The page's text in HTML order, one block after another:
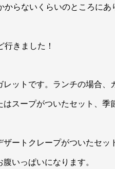
からないくらいのところにあ
行きました！
レットです。ランチの場合
スープがついたセット、季
ザートクレープがついたセ
いっぱいになります。